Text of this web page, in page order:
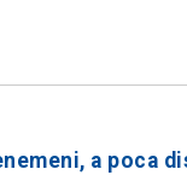
a poca